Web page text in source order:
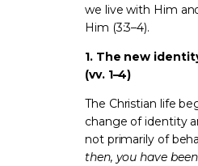
we live with Him
Him (3:3–4).
1. The new
(vv. 1–4)
The Christian life
change of identity
not primarily of
then, you have